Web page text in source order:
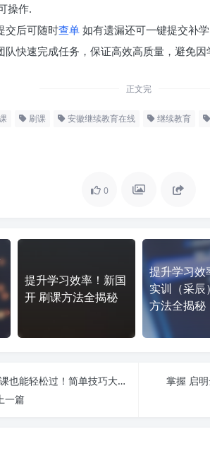
操作.
交后可随时查单 如有遗漏还可一键提交补
队快速完成任务，保证高效高质量，避免因
正文完
刷课 安徽继续教育在线 继续教育
0
提升学习效率！新国
开 刷课方法全揭秘
提升学习效
实训（采辰
方法全揭秘
国开电中(账号)仅考试 刷课也能轻松过！简单技巧大公开
上一篇
掌握 启